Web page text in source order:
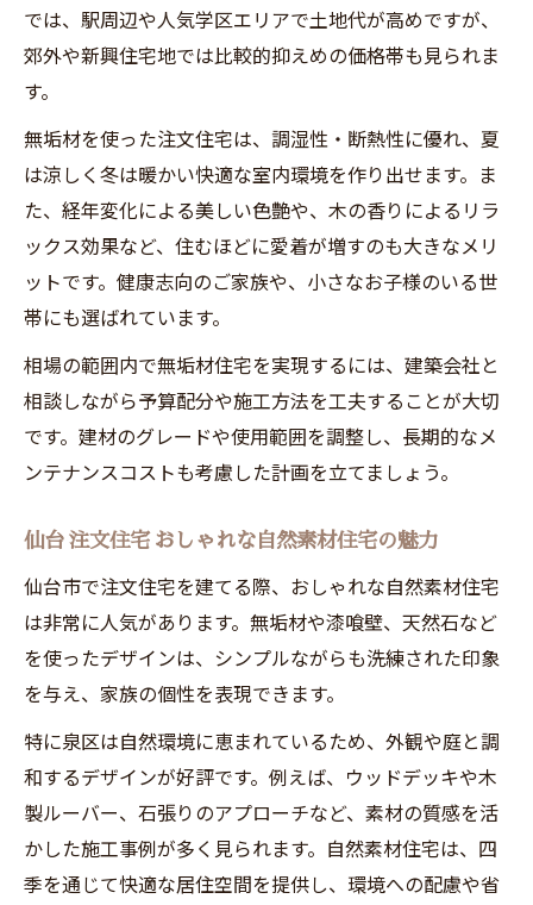
では、駅周辺や人気学区エリアで土地代が高めですが、
郊外や新興住宅地では比較的抑えめの価格帯も見られま
す。
無垢材を使った注文住宅は、調湿性・断熱性に優れ、夏
は涼しく冬は暖かい快適な室内環境を作り出せます。ま
た、経年変化による美しい色艶や、木の香りによるリラ
ックス効果など、住むほどに愛着が増すのも大きなメリ
ットです。健康志向のご家族や、小さなお子様のいる世
帯にも選ばれています。
相場の範囲内で無垢材住宅を実現するには、建築会社と
相談しながら予算配分や施工方法を工夫することが大切
です。建材のグレードや使用範囲を調整し、長期的なメ
ンテナンスコストも考慮した計画を立てましょう。
仙台 注文住宅 おしゃれな自然素材住宅の魅力
仙台市で注文住宅を建てる際、おしゃれな自然素材住宅
は非常に人気があります。無垢材や漆喰壁、天然石など
を使ったデザインは、シンプルながらも洗練された印象
を与え、家族の個性を表現できます。
特に泉区は自然環境に恵まれているため、外観や庭と調
和するデザインが好評です。例えば、ウッドデッキや木
製ルーバー、石張りのアプローチなど、素材の質感を活
かした施工事例が多く見られます。自然素材住宅は、四
季を通じて快適な居住空間を提供し、環境への配慮や省